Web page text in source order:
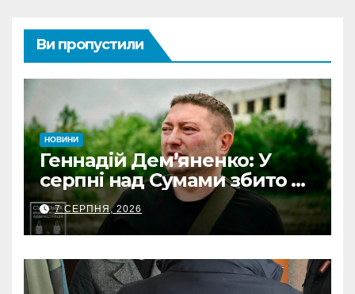
Ви пропустили
НОВИНИ
Геннадій Дем’яненко: У
серпні над Сумами збито 6
КАБів
7 СЕРПНЯ, 2026